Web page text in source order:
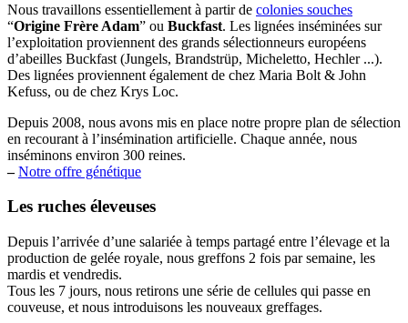
Nous travaillons essentiellement à partir de colonies souches
“Origine Frère Adam” ou Buckfast. Les lignées inséminées sur
l’exploitation proviennent des grands sélectionneurs européens
d’abeilles Buckfast (Jungels, Brandstrüp, Micheletto, Hechler ...).
Des lignées proviennent également de chez Maria Bolt & John
Kefuss, ou de chez Krys Loc.
Depuis 2008, nous avons mis en place notre propre plan de sélection
en recourant à l’insémination artificielle. Chaque année, nous
inséminons environ 300 reines.
– Notre offre génétique
Les ruches éleveuses
Depuis l’arrivée d’une salariée à temps partagé entre l’élevage et la
production de gelée royale, nous greffons 2 fois par semaine, les
mardis et vendredis.
Tous les 7 jours, nous retirons une série de cellules qui passe en
couveuse, et nous introduisons les nouveaux greffages.